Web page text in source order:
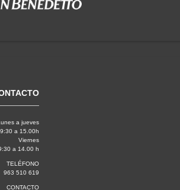
a jueves
a 15.00h
Viernes
a 14.00 h
TELÉFONO
963 510 619
CONTACTO